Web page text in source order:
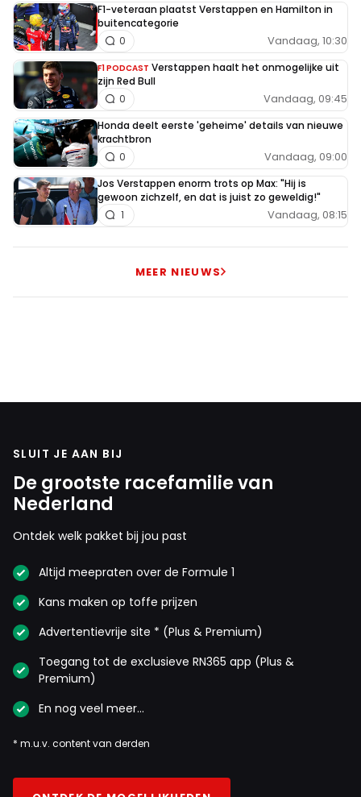
F1-veteraan plaatst Verstappen en Hamilton in
buitencategorie
Vandaag, 10:30
0
F1 PODCAST Verstappen haalt het onmogelijke uit
zijn Red Bull
Vandaag, 09:45
0
Honda deelt eerste 'geheime' details van nieuwe
krachtbron
Vandaag, 09:00
0
Jos Verstappen enorm trots op Max: "Hij is
gewoon zichzelf, en dat is juist zo geweldig!"
Vandaag, 08:15
1
MEER NIEUWS
SLUIT JE AAN BIJ
De grootste racefamilie van
Nederland
Ontdek welk pakket bij jou past
Altijd meepraten over de Formule 1
Kans maken op toffe prijzen
Advertentievrije site * (Plus & Premium)
Toegang tot de exclusieve RN365 app (Plus &
Premium)
En nog veel meer…
* m.u.v. content van derden